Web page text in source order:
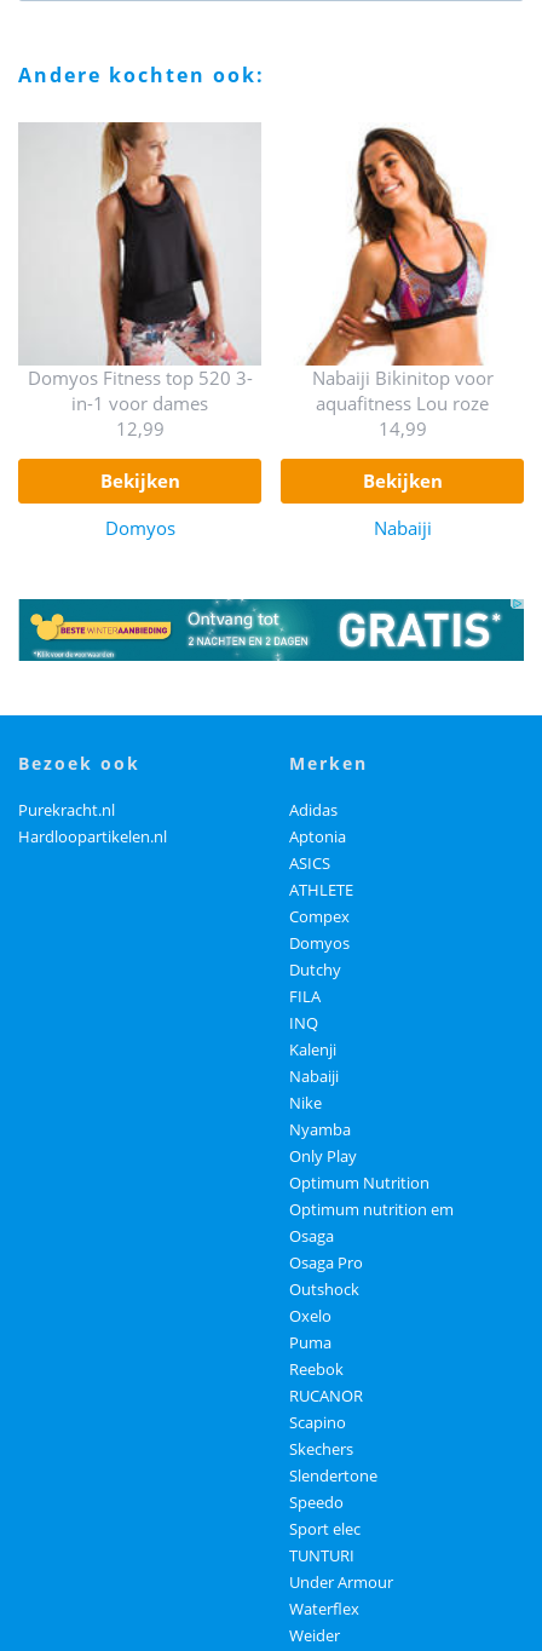
andere kochten ook:
Domyos Fitness top 520 3-
in-1 voor dames
12,99
bekijken
Domyos
Nabaiji Bikinitop voor
aquafitness Lou roze
14,99
bekijken
Nabaiji
bezoek ook
Purekracht.nl
Hardloopartikelen.nl
merken
Adidas
Aptonia
ASICS
ATHLETE
Compex
Domyos
Dutchy
FILA
INQ
Kalenji
Nabaiji
Nike
Nyamba
Only Play
Optimum Nutrition
Optimum nutrition em
Osaga
Osaga Pro
Outshock
Oxelo
Puma
Reebok
RUCANOR
Scapino
Skechers
Slendertone
Speedo
Sport elec
TUNTURI
Under Armour
Waterflex
Weider